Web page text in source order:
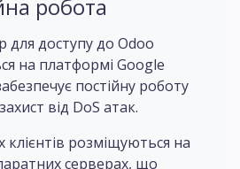
робота
для доступу до Odoo
на платформі Google
постійну роботу
від DoS атак.
клієнтів розміщуються на
серверах, що